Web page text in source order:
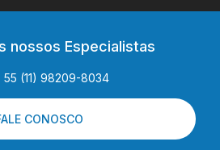
nossos Especialistas
55 (11) 98209-8034
CONOSCO